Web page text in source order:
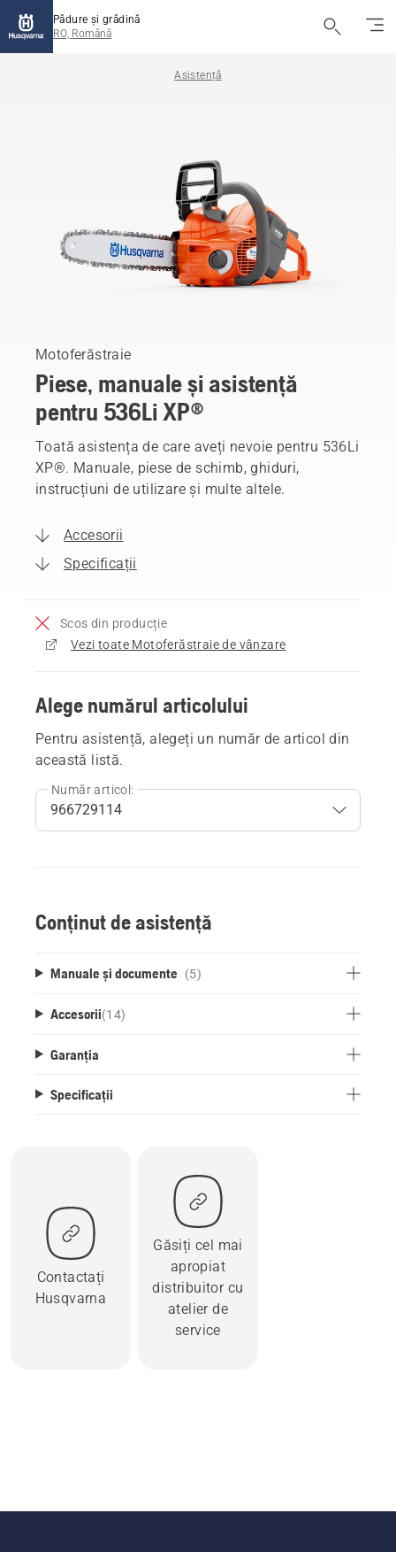
Pădure și grădină
RO, Română
Asistență
Motoferăstraie
Piese, manuale și asistență
pentru 536Li XP®
Toată asistența de care aveți nevoie pentru 536Li
XP®. Manuale, piese de schimb, ghiduri,
instrucțiuni de utilizare și multe altele.
Accesorii
Specificații
Scos din producție
Vezi toate Motoferăstraie de vânzare
Alege numărul articolului
Pentru asistență, alegeți un număr de articol din
această listă.
Număr articol:
Conținut de asistență
Manuale și documente (5)
Accesorii(14)
Garanția
Specificații
Contactați
Husqvarna
Găsiți cel mai
apropiat
distribuitor cu
atelier de
service